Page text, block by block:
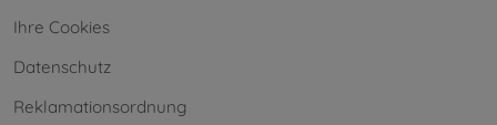
Ihre Cookies
Datenschutz
Reklamationsordnung